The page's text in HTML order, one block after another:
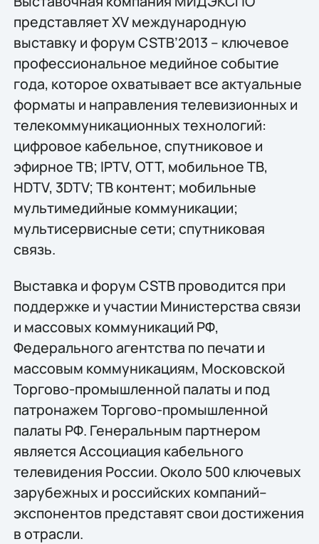
представляет XV международную
выставку и форум CSTB’2013 – ключевое
профессиональное медийное событие
года, которое охватывает все актуальные
форматы и направления телевизионных и
телекоммуникационных технологий:
цифровое кабельное, спутниковое и
эфирное ТВ; IPTV, OTT, мобильное ТВ,
HDTV, 3DTV; ТВ контент; мобильные
мультимедийные коммуникации;
мультисервисные сети; спутниковая
связь.
Выставка и форум CSTB проводится при
поддержке и участии Министерства связи
и массовых коммуникаций РФ,
Федерального агентства по печати и
массовым коммуникациям, Московской
Торгово-промышленной палаты и под
патронажем Торгово-промышленной
палаты РФ. Генеральным партнером
является Ассоциация кабельного
телевидения России. Около 500 ключевых
зарубежных и российских компаний–
экспонентов представят свои достижения
в отрасли.